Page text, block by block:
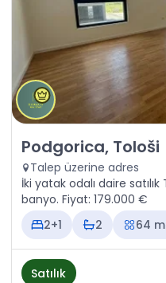
Satılık - Daire
Podgorica, Tološi
Talep üzerine adres
İki yatak odalı daire
banyo. Fiyat: 179.000 €
2+1
2 64
Satılık